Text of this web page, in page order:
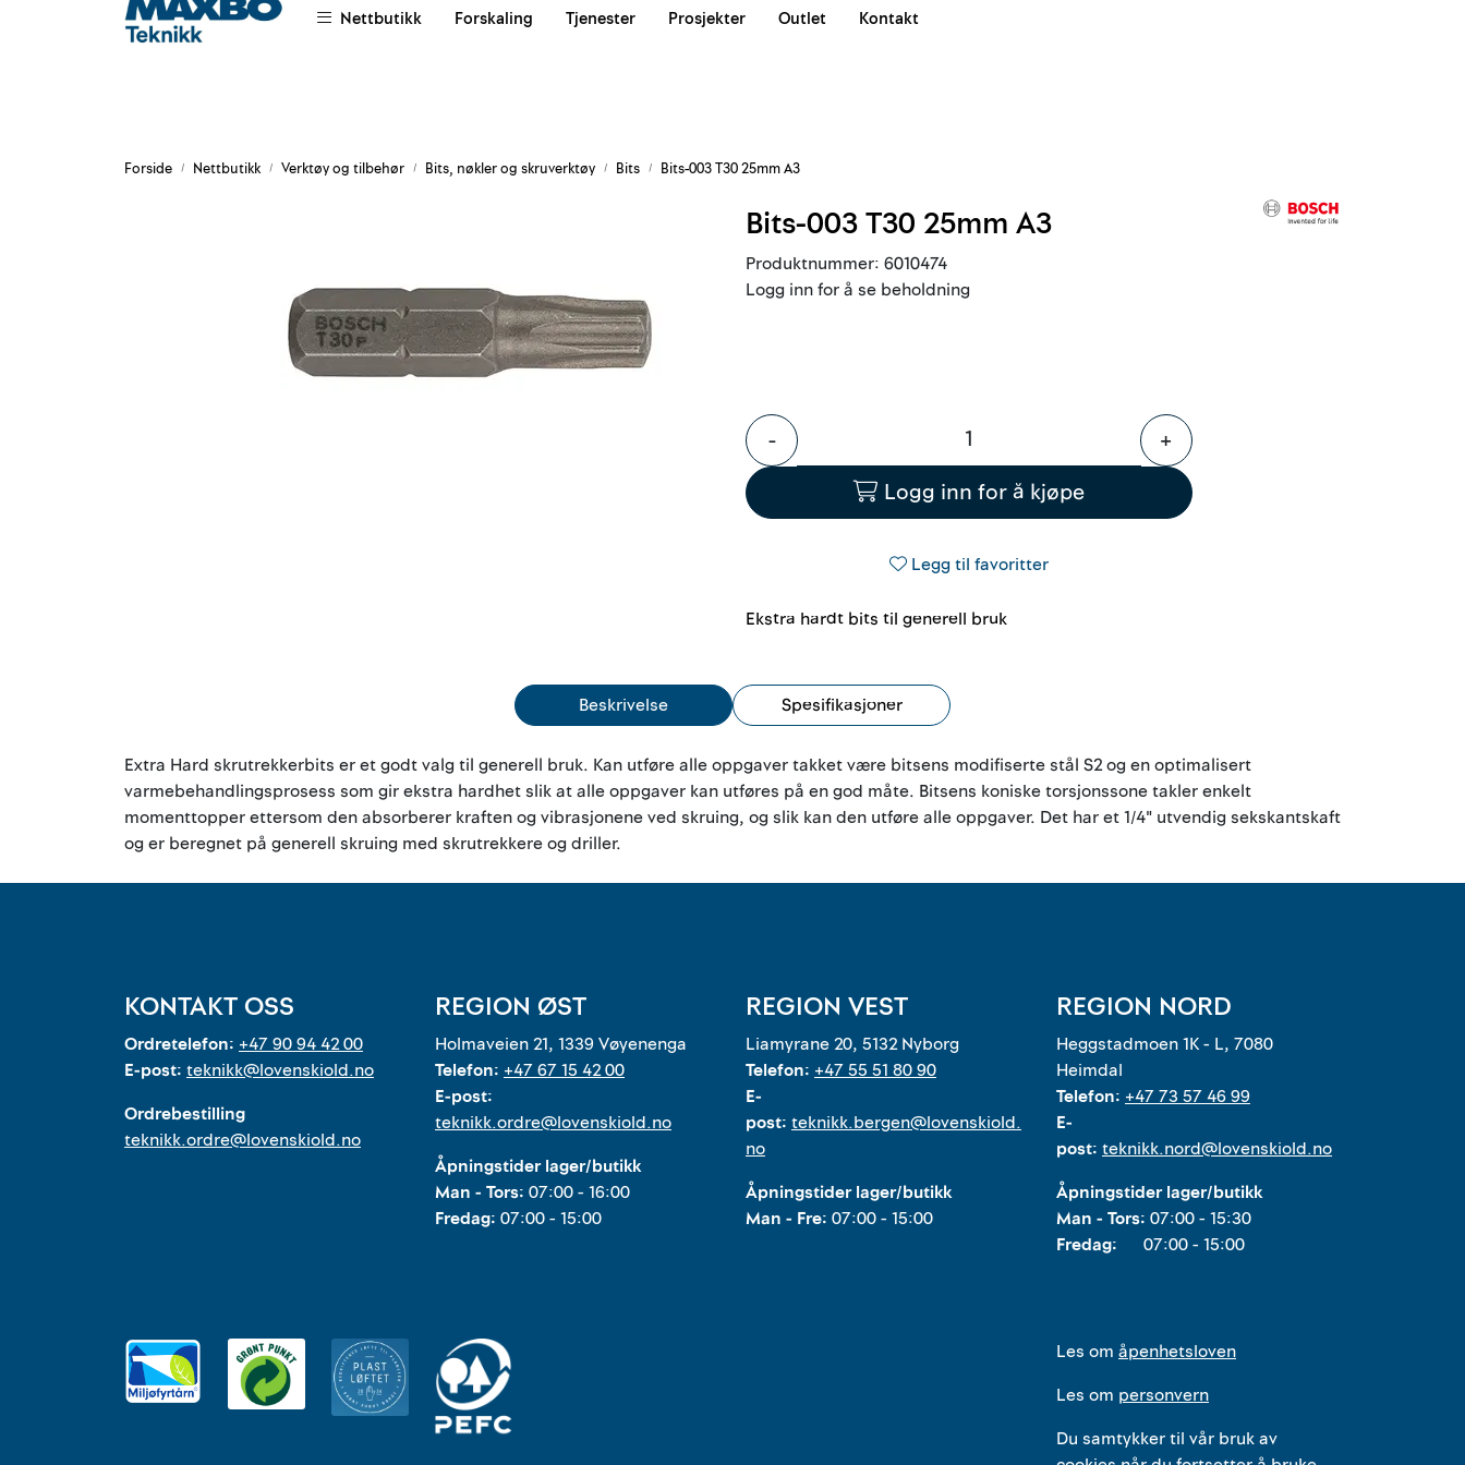
Skip to main content
Om oss | Leievilkår | Våre team
Nettbutikk Forskaling Tjenester Prosjekter Outlet Kontakt
Forside Nettbutikk Verktøy og tilbehør Bits, nøkler og skruverktøy Bits Bits-003 T30 25mm A3
Bits-003 T30 25mm A3
Produktnummer: 6010474
Logg inn for å se beholdning
-
+
Logg inn for å kjøpe
Legg til favoritter
Ekstra hardt bits til generell bruk
Beskrivelse Spesifikasjoner
Extra Hard skrutrekkerbits er et godt valg til generell bruk. Kan utføre alle oppgaver takket være bitsens modifiserte stål S2 og en optimalisert
varmebehandlingsprosess som gir ekstra hardhet slik at alle oppgaver kan utføres på en god måte. Bitsens koniske torsjonssone takler enkelt
momenttopper ettersom den absorberer kraften og vibrasjonene ved skruing, og slik kan den utføre alle oppgaver. Det har et 1/4" utvendig sekskantskaft
og er beregnet på generell skruing med skrutrekkere og driller.
KONTAKT OSS
Ordretelefon: +47 90 94 42 00
E-post: teknikk@lovenskiold.no
Ordrebestilling
teknikk.ordre@lovenskiold.no
REGION ØST
Holmaveien 21, 1339 Vøyenenga
Telefon: +47 67 15 42 00
E-post:
teknikk.ordre@lovenskiold.no
Åpningstider lager/butikk
Man - Tors: 07:00 - 16:00
Fredag: 07:00 - 15:00
REGION VEST
Liamyrane 20, 5132 Nyborg
Telefon: +47 55 51 80 90
E-
post: teknikk.bergen@lovenskiold.
no
Åpningstider lager/butikk
Man - Fre: 07:00 - 15:00
REGION NORD
Heggstadmoen 1K - L, 7080
Heimdal
Telefon: +47 73 57 46 99
E-
post: teknikk.nord@lovenskiold.no
Åpningstider lager/butikk
Man - Tors: 07:00 - 15:30
Fredag: 07:00 - 15:00
Les om åpenhetsloven
Les om personvern
Du samtykker til vår bruk av